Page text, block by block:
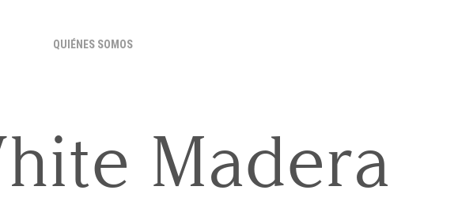
Madera
QUIÉNES SOMOS